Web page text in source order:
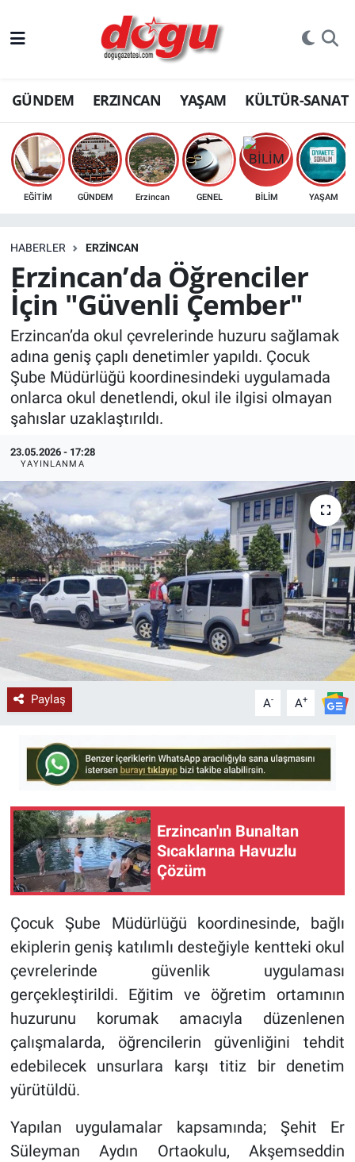
GÜNDEM ERZINCAN YAŞAM KÜLTÜR-SANAT
EĞİTİM GÜNDEM Erzincan GENEL BİLİM YAŞAM
HABERLER ERZINCAN
Erzincan’da Öğrenciler
İçin "Güvenli Çember"
Erzincan’da okul çevrelerinde huzuru sağlamak
adına geniş çaplı denetimler yapıldı. Çocuk
Şube Müdürlüğü koordinesindeki uygulamada
onlarca okul denetlendi, okul ile ilgisi olmayan
şahıslar uzaklaştırıldı.
23.05.2026 - 17:28
YAYINLANMA
Paylaş A- A+
Erzincan'ın Bunaltan
Sıcaklarına Havuzlu
Çözüm
Çocuk Şube Müdürlüğü koordinesinde, bağlı
ekiplerin geniş katılımlı desteğiyle kentteki okul
çevrelerinde güvenlik uygulaması
gerçekleştirildi. Eğitim ve öğretim ortamının
huzurunu korumak amacıyla düzenlenen
çalışmalarda, öğrencilerin güvenliğini tehdit
edebilecek unsurlara karşı titiz bir denetim
yürütüldü.
Yapılan uygulamalar kapsamında; Şehit Er
Süleyman Aydın Ortaokulu, Akşemseddin
ERZINCAN
GÜNDEM
ERZİNCAN FOTOĞRAFLARI
SAĞLIK
EKONOMİ
Bilim, teknoloji
GENEL
KÜLTÜR-SANAT
Yerel Haber
Politika
SPOR
YAŞAM
RESMİ İLAN